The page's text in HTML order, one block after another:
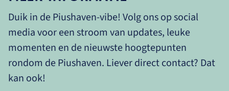
Duik in de Piushaven-vibe! Volg ons op social
media voor een stroom van updates, leuke
momenten en de nieuwste hoogtepunten
rondom de Piushaven. Liever direct contact? Dat
kan ook!